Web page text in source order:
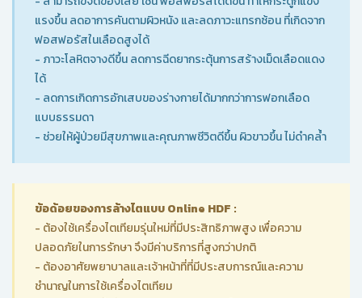
แรงขึ้น ลดอาการคันตามผิวหนัง และลดภาวะแทรกซ้อน ที่เกิดจาก
ฟอสฟอรัสในเลือดสูงได้
- ภาวะโลหิตจางดีขึ้น ลดการฉีดยากระตุ้นการสร้างเม็ดเลือดแดง
ได้
- ลดการเกิดการอักเสบของร่างกายได้มากกว่าการฟอกเลือด
แบบธรรมดา
- ช่วยให้ผู้ป่วยมีสุขภาพและคุณภาพชีวิตดีขึ้น ผิวขาวขึ้น ไม่ดำคล้ำ
ข้อด้อยของการล้างไตแบบ Online HDF :
- ต้องใช้เครื่องไตเทียมรุ่นใหม่ที่มีประสิทธิภาพสูง เพื่อความ
ปลอดภัยในการรักษา จึงมีค่าบริการที่สูงกว่าปกติ
- ต้องอาศัยพยาบาลและเจ้าหน้าที่ที่มีประสบการณ์และความ
ชำนาญในการใช้เครื่องไตเทียม